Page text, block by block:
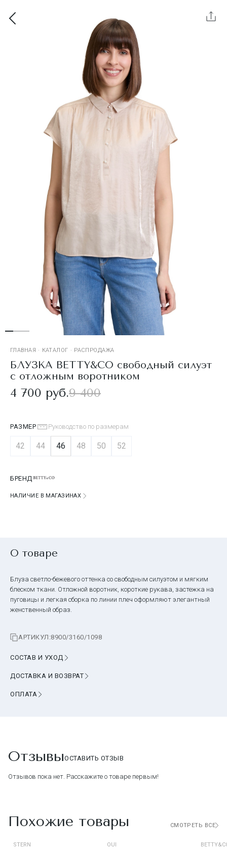
ГЛАВНАЯ · КАТАЛОГ · РАСПРОДАЖА
БЛУЗКА BETTY&CO свободный силуэт
с отложным воротником
4 700 руб.9 400
РАЗМЕР Руководство по размерам
42 44 46 48 50 52
БРЕНД
НАЛИЧИЕ В МАГАЗИНАХ
О товаре
Блуза светло-бежевого оттенка со свободным силуэтом и мягким
блеском ткани. Отложной воротник, короткие рукава, застежка на
пуговицы и легкая сборка по линии плеч оформляют элегантный
женственный образ.
АРТИКУЛ:8900/3160/1098
СОСТАВ И УХОД
ДОСТАВКА И ВОЗВРАТ
ОПЛАТА
ОтзывыОСТАВИТЬ ОТЗЫВ
Отзывов пока нет. Расскажите о товаре первым!
Похожие товары СМОТРЕТЬ ВСЕ
STERN OUI